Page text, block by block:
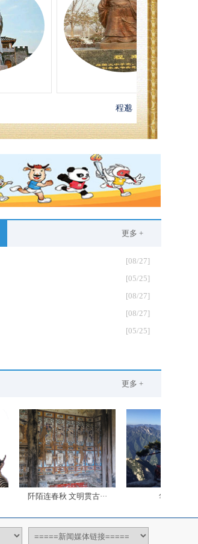
更多 +
[08/27]
[05/25]
[08/27]
[08/27]
[05/25]
更多 +
阡陌连春秋 文明贯古··· 华山南峰